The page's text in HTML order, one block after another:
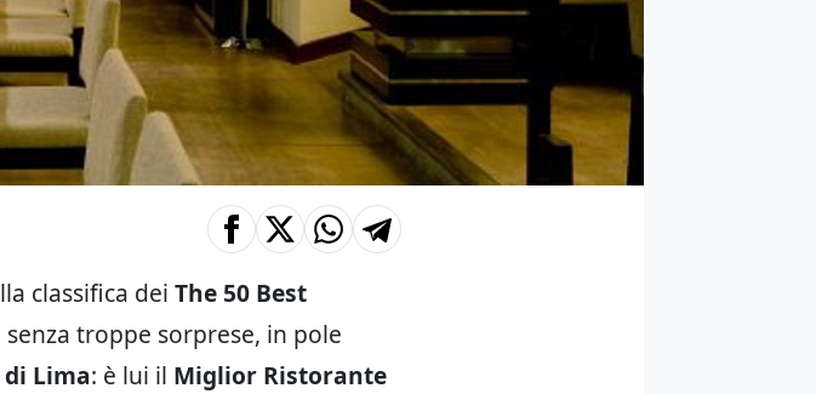
classifica dei The 50 Best
senza troppe sorprese, in pole
Lima: è lui il Miglior Ristorante